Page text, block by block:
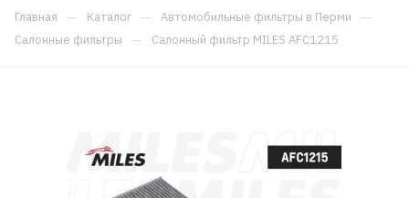
Главная — Каталог — Автомобильные фильтры в Перми —
Салонные фильтры — Салонный фильтр MILES AFC1215